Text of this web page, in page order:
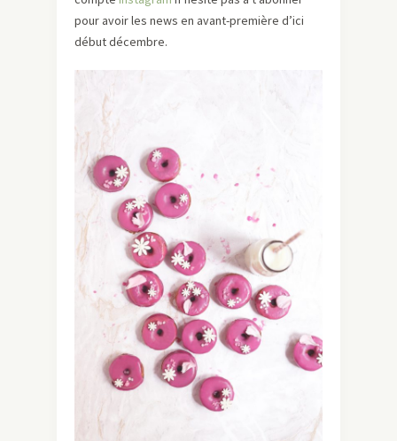
pour avoir les news en avant-première d’ici
début décembre.